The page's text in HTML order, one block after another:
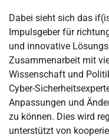
Dabei sieht sich das
Impulsgeber für
und innovative
Zusammenarbeit mit
Wissenschaft und
Cyber-
Anpassungen und
zu können. Dies wird
unterstützt von